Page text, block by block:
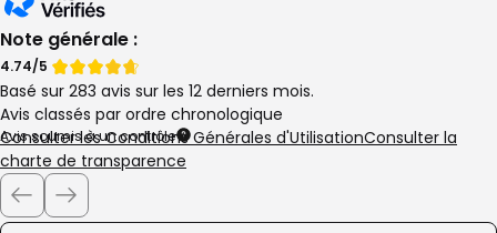
Note générale :
Note
de
Note
de
4.74/5
Basé sur 283 avis sur les 12 derniers mois.
Avis classés par ordre chronologique
Avis soumis à un contrôle
Consulter les Conditions Générales d'UtilisationConsulter la
charte de transparence